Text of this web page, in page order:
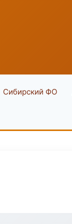
Сибирский ФО